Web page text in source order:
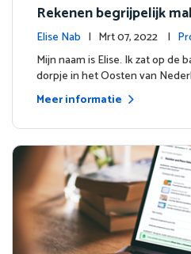
Rekenen begrijpelijk
wereldwijd
Elise Nab | Mrt 07, 2022 |
Mijn naam is Elise. Ik zat op de
dorpje in het Oosten van
Meer informatie